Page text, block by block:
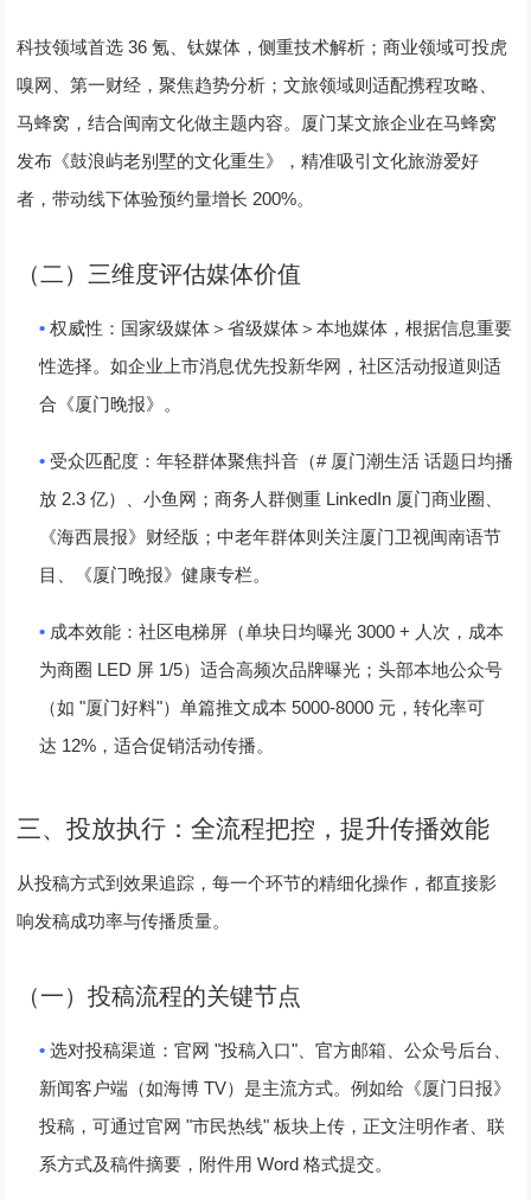
科技领域首选 36氪、钛媒体，侧重技术解析；商业领域可投虎
嗅网、第一财经，聚焦趋势分析；文旅领域则适配携程攻略、
马蜂窝，结合闽南文化做主题内容。厦门某文旅企业在马蜂窝
发布《鼓浪屿老别墅的文化重生》，精准吸引文化旅游爱好
者，带动线下体验预约量增长 200%。
（二）三维度评估媒体价值
•权威性 ：国家级媒体＞省级媒体＞本地媒体，根据信息重要
性选择。如企业上市消息优先投新华网，社区活动报道则适
合《厦门晚报》。
• 受众匹配度 ：年轻群体聚焦抖音（# 厦门潮生活 话题日均播
放 2.3亿）、小鱼网；商务人群侧重 LinkedIn 厦门商业圈、
《海西晨报》财经版；中老年群体则关注厦门卫视闽南语节
目、《厦门晚报》健康专栏。
• 成本效能 ：社区电梯屏（单块日均曝光 3000 + 人次，成本
为商圈 LED 屏 1/5）适合高频次品牌曝光；头部本地公众号
（如"厦门好料"）单篇推文成本5000-8000 元，转化率可
达 12% ，适合促销活动传播。
三、投放执行：全流程把控，提升传播效能
从投稿方式到效果追踪，每一个环节的精细化操作，都直接影
响发稿成功率与传播质量。
（一）投稿流程的关键节点
•选对投稿渠道 ：官网 "投稿入口" 、官方邮箱、公众号后台、
新闻客户端（如海博TV）是主流方式。例如给《厦门日报》
投稿，可通过官网"市民热线"板块上传，正文注明作者、联
系方式及稿件摘要，附件用Word格式提交。